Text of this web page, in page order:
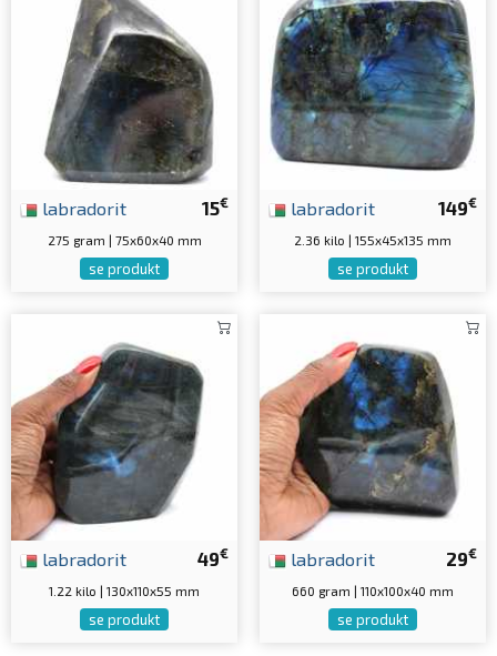
15€
labradorit
275 gram | 75x60x40 mm
se produkt
149€
labradorit
2.36 kilo | 155x45x135 mm
se produkt
49€
labradorit
1.22 kilo | 130x110x55 mm
se produkt
29€
labradorit
660 gram | 110x100x40 mm
se produkt